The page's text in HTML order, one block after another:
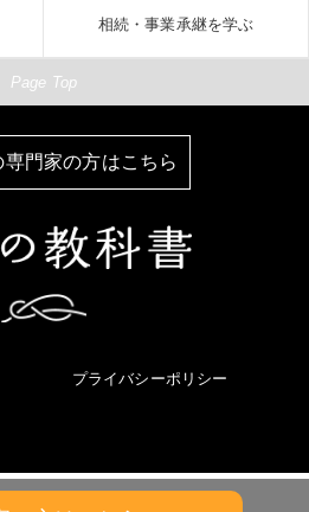
相続・事業承継を学ぶ
Page Top
門家の方はこちら
プライバシーポリシー